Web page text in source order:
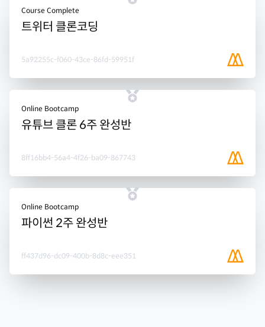
Course Complete
트위터 클론코딩
5a92255c-f060-43ce-86fd-59951f
Online Bootcamp
유튜브 클론 6주 완성반
8ff16bb4-56a4-4f26-ba09-867743
Online Bootcamp
파이썬 2주 완성반
ff437d96-dc09-400b-8d8c-eee351